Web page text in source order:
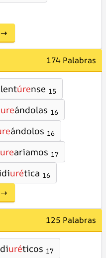
→
174 Palabras
úrense 15
ureándolas 16
ándolos 16
ureariamos 17
urética 16
→
125 Palabras
uréticos 17